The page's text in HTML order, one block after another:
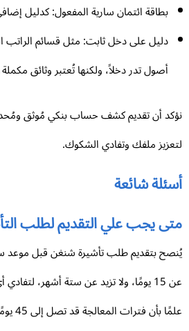
بطاقة ائتمان سارية المفعول: كدليل إضافي
دليل على دخل ثابت: مثل قسائم الراتب
أصول تدر دخلاً، ولكنها تُعتبر وثائق مكملة
أن تقديم كشف حساب بنكي مُوثق ومُحدث
ملفك وتفادي الشكوك.
شائعة
يجب علي التقديم لطلب
بتقديم طلب تأشيرة شنغن قبل موعد
عن 15 يومًا، ولا تزيد عن ستة أشهر، لتفادي
علمًا بأن